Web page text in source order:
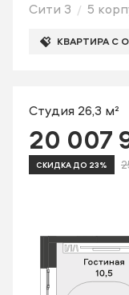
Сити 3
5
КВАРТИРА С
Студия 26,3 м²
20 007
СКИДКА ДО 23%